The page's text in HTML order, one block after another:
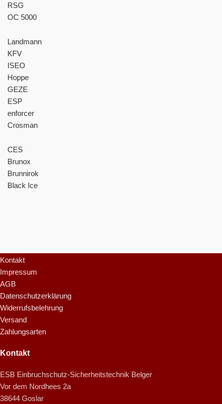
RSG
OC 5000
Landmann
KFV
ISEO
Hoppe
GEZE
ESP
enforcer
Crosman
CES
Brunox
Brunnirok
Black Ice
Kontakt
Impressum
AGB
Datenschutzerklärung
Widerrufsbelehrung
Versand
Zahlungsarten
Kontakt
ESB Einbruchschutz-Sicherheitstechnik Belger
Vor dem Nordhees 2a
38644 Goslar